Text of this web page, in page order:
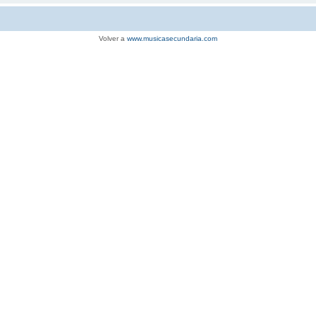
Volver a www.musicasecundaria.com